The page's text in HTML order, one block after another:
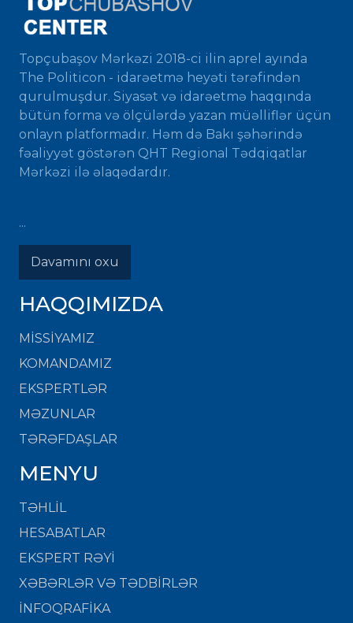
Topçubaşov Mərkəzi 2018-ci ilin aprel ayında
The Politicon - idarəetmə heyəti tərəfindən
qurulmuşdur. Siyasət və idarəetmə haqqında
bütün forma və ölçülərdə yazan müəlliflər üçün
onlayn platformadır. Həm də Bakı şəhərində
fəaliyyət göstərən QHT Regional Tədqiqatlar
Mərkəzi ilə əlaqədardır.
...
Davamını oxu
HAQQIMIZDA
MISSIYAMIZ
KOMANDAMIZ
EKSPERTLƏR
MƏZUNLAR
TƏRƏFDAŞLAR
MENYU
TƏHLİL
HESABATLAR
EKSPERT RƏYİ
XƏBƏRLƏR VƏ TƏDBİRLƏR
İNFOQRAFİKA